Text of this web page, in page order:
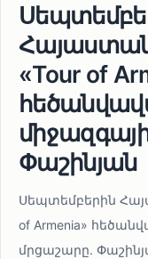
«Tour of
Փաշինյան
Սեպտեմբերին
of Armenia»
մրցաշարը.